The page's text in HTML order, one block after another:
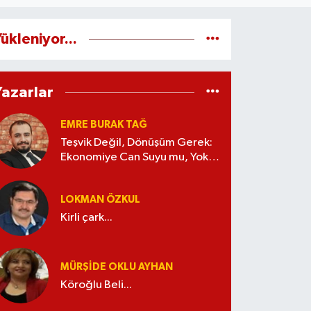
EMRE BURAK TAĞ
Teşvik Değil, Dönüşüm Gerek:
Ekonomiye Can Suyu mu, Yoksa
LOKMAN ÖZKUL
Kirli çark...
MÜRŞIDE OKLU AYHAN
Köroğlu Beli...